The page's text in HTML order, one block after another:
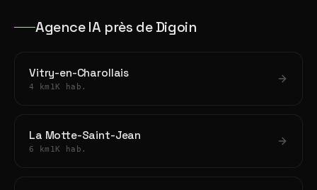
Agence IA près de Digoin
Vitry-en-Charollais
4 km 1K hab.
La Motte-Saint-Jean
6 km 1K hab.